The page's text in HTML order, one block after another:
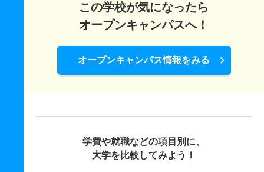
この学校が気になったら
オープンキャンパスへ！
オープンキャンパス情報をみる
学費や就職などの項目別に、
大学を比較してみよう！